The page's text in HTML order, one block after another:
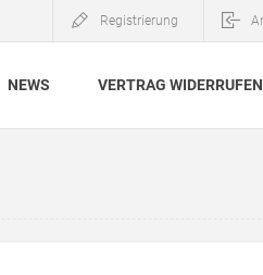
Registrierung
NEWS VERTRAG WIDERRUFEN